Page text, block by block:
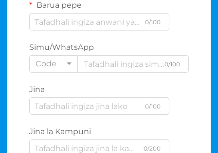
Barua pepe
0/100
Simu/WhatsApp
Code
0/100
Jina
0/100
Jina la Kampuni
0/200